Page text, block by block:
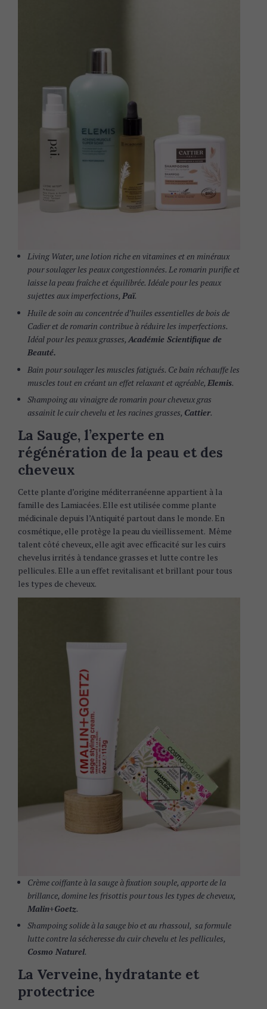
Living Water, une lotion riche en vitamines et en minéraux
pour soulager les peaux congestionnées. Le romarin purifie et
laisse la peau fraîche et équilibrée. Idéale pour les peaux
sujettes aux imperfections, Paï.
Huile de soin au concentrée d’huiles essentielles de bois de
Cadier et de romarin contribue à réduire les imperfections.
Idéal pour les peaux grasses,Académie Scientifique de
Beauté.
Bain pour soulager les muscles fatigués. Ce bain réchauffe les
muscles tout en créant un effet relaxant et agréable, Elemis.
Shampoing au vinaigre de romarin pour cheveux gras
assainit le cuir chevelu et les racines grasses, Cattier.
La Sauge, l’experte en
régénération de la peau et des
cheveux
Cette plante d’origine méditerranéenne appartient à la
famille des Lamiacées. Elle est utilisée comme plante
médicinale depuis l’Antiquité partout dans le monde. En
cosmétique, elle protège la peau du vieillissement. Même
talent côté cheveux, elle agit avec efficacité sur les cuirs
chevelus irrités à tendance grasses et lutte contre les
pellicules. Elle a un effet revitalisant et brillant pour tous
les types de cheveux.
Crème coiffante à la sauge à fixation souple, apporte de la
brillance, domine les frisottis pour tous les types de cheveux,
Malin+Goetz.
Shampoing solide à la sauge bio et au rhassoul, sa formule
lutte contre la sécheresse du cuir chevelu et les pellicules,
Cosmo Naturel.
La Verveine, hydratante et
protectrice